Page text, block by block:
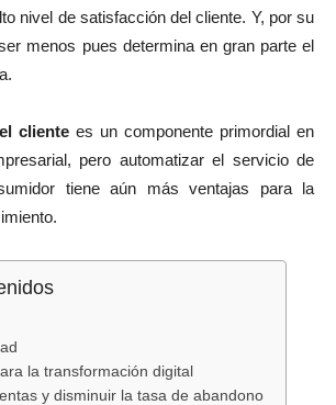
nivel de satisfacción del cliente. Y, por su
menos pues determina en gran parte el
cliente es un componente primordial en
pero automatizar el servicio de
tiene aún más ventajas para la
la transformación digital
y disminuir la tasa de abandono